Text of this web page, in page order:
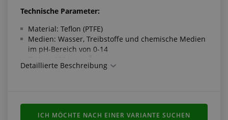
Technische Parameter:
Material: Teflon (PTFE)
Medien: Wasser, Treibstoffe und chemische Medien
im pH-Bereich von 0-14
3
Farbe: Weiß
Detaillierte Beschreibung
ICH MÖCHTE NACH EINER VARIANTE SUCHEN